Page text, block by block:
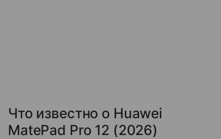
Что известно о Huawei
MatePad Pro 12 (2026)